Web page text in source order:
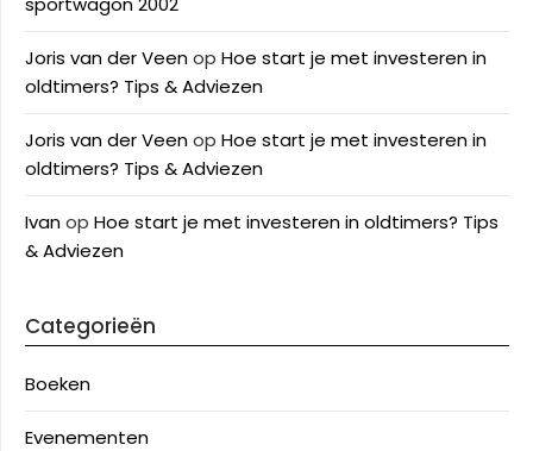
Joris van der Veenop Hoe start je met investeren in
oldtimers? Tips & Adviezen
Joris van der Veenop Hoe start je met investeren in
oldtimers? Tips & Adviezen
Ivanop Hoe start je met investeren in oldtimers? Tips
& Adviezen
Categorieën
Boeken
Evenementen